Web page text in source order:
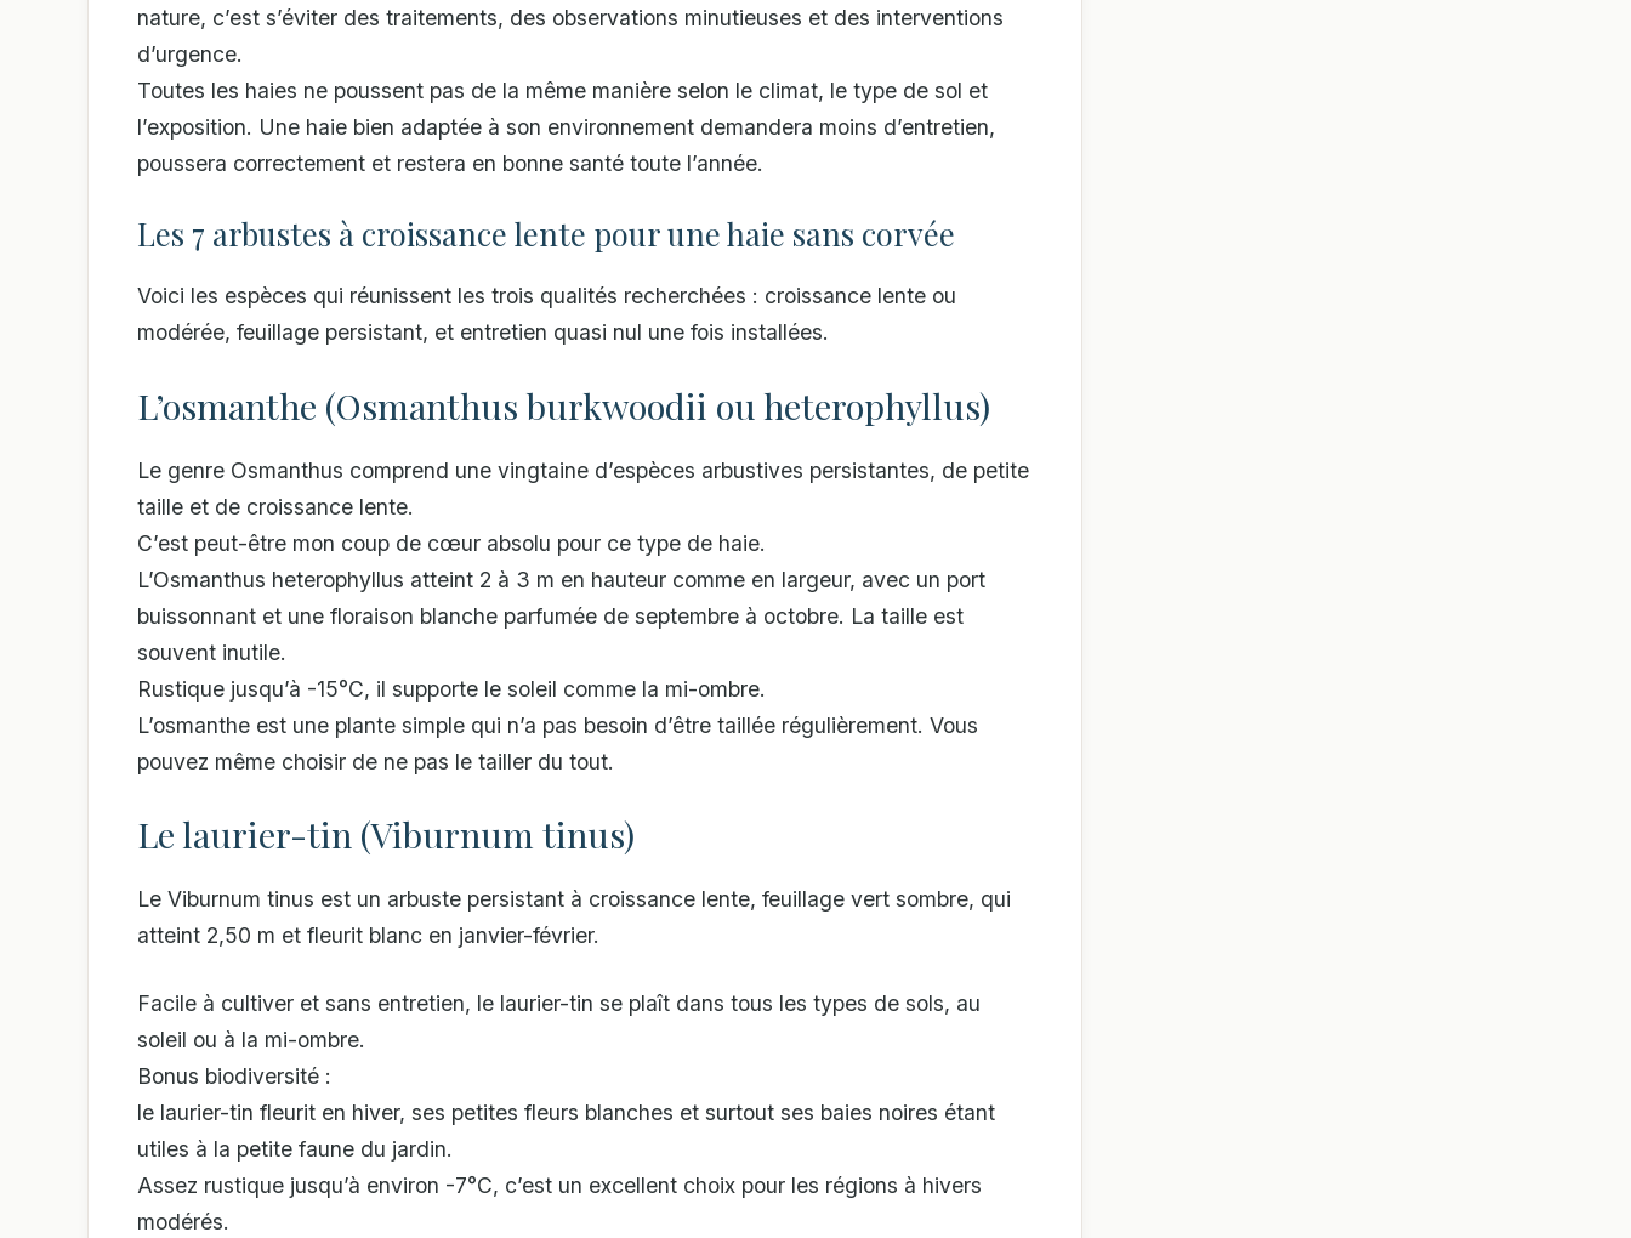
nature, c’est s’éviter des traitements, des observations minutieuses et des interventions
d’urgence.
Toutes les haies ne poussent pas de la même manière selon le climat, le type de sol et
l’exposition. Une haie bien adaptée à son environnement demandera moins d’entretien,
poussera correctement et restera en bonne santé toute l’année.
Les 7 arbustes à croissance lente pour une haie sans corvée
Voici les espèces qui réunissent les trois qualités recherchées : croissance lente ou
modérée, feuillage persistant, et entretien quasi nul une fois installées.
L’osmanthe (Osmanthus burkwoodii ou heterophyllus)
Le genre Osmanthus comprend une vingtaine d’espèces arbustives persistantes, de petite
taille et de croissance lente.
C’est peut-être mon coup de cœur absolu pour ce type de haie.
L’Osmanthus heterophyllus atteint 2 à 3 m en hauteur comme en largeur, avec un port
buissonnant et une floraison blanche parfumée de septembre à octobre. La taille est
souvent inutile.
Rustique jusqu’à -15°C, il supporte le soleil comme la mi-ombre.
L’osmanthe est une plante simple qui n’a pas besoin d’être taillée régulièrement. Vous
pouvez même choisir de ne pas le tailler du tout.
Le laurier-tin (Viburnum tinus)
Le Viburnum tinus est un arbuste persistant à croissance lente, feuillage vert sombre, qui
atteint 2,50 m et fleurit blanc en janvier-février.
Facile à cultiver et sans entretien, le laurier-tin se plaît dans tous les types de sols, au
soleil ou à la mi-ombre.
Bonus biodiversité :
le laurier-tin fleurit en hiver, ses petites fleurs blanches et surtout ses baies noires étant
utiles à la petite faune du jardin.
Assez rustique jusqu’à environ -7°C, c’est un excellent choix pour les régions à hivers
modérés.